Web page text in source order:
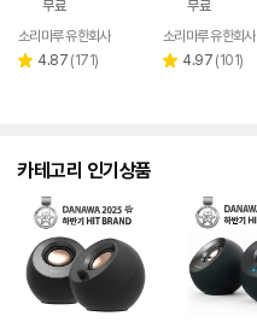
무료
소리마루 유한회사
별 4.87 리
(171)
무료
소리마루 유한회사
별 4.97 리
(101)
카테고리 인기상품